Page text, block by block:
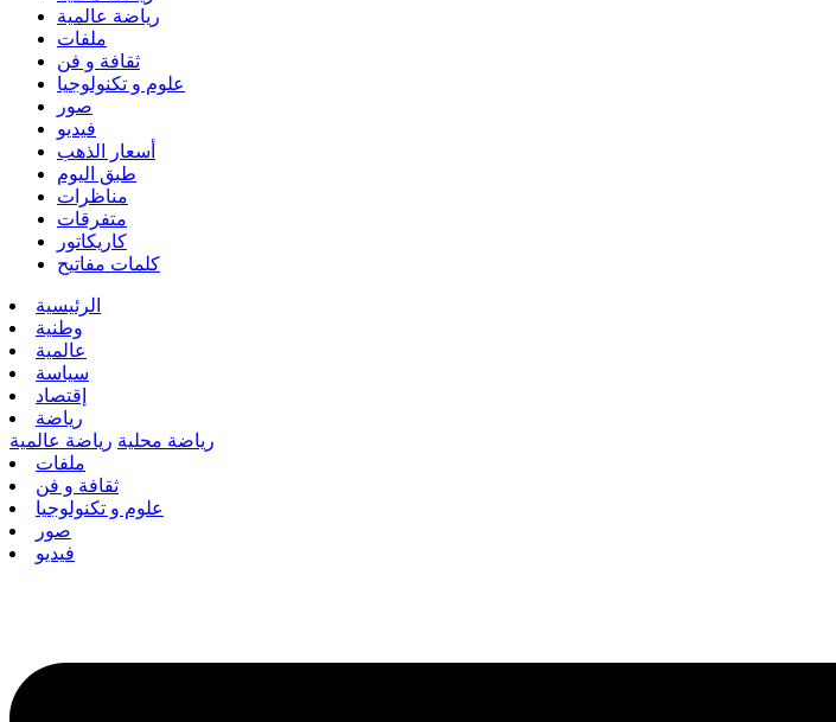
رياضة عالمية
ملفات
ثقافة و فن
علوم و تكنولوجيا
صور
فيديو
أسعار الذهب
طبق اليوم
مناظرات
متفرقات
كاريكاتور
كلمات مفاتيح
الرئيسية
وطنية
عالمية
سياسة
إقتصاد
رياضة
رياضة محلية رياضة عالمية
ملفات
ثقافة و فن
علوم و تكنولوجيا
صور
فيديو